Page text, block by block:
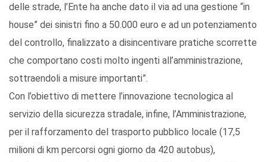
delle strade, l’Ente ha anche dato il via ad una gestione “in
house” dei sinistri fino a 50.000 euro e ad un potenziamento
del controllo, finalizzato a disincentivare pratiche scorrette
che comportano costi molto ingenti all’amministrazione,
sottraendoli a misure importanti”.
Con l’obiettivo di mettere l’innovazione tecnologica al
servizio della sicurezza stradale, infine, l’Amministrazione,
per il rafforzamento del trasporto pubblico locale (17,5
milioni di km percorsi ogni giorno da 420 autobus),